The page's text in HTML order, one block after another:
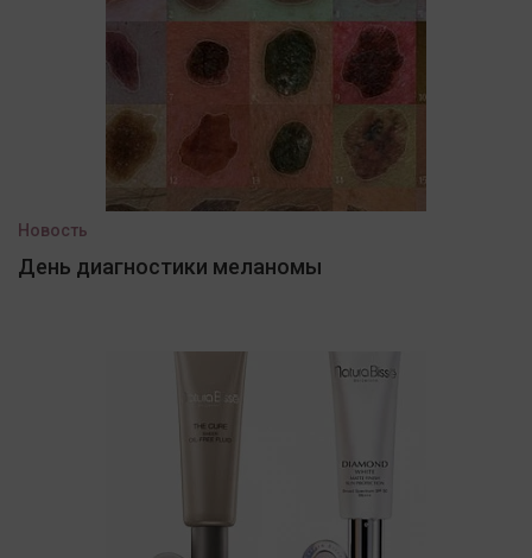
Новость
День диагностики меланомы